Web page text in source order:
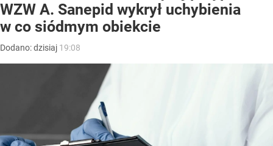
WZW A. Sanepid wykrył uchybienia
w co siódmym obiekcie
Dodano:dzisiaj 19:08